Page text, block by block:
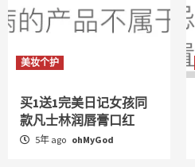
美妆个护
买1送1完美日记女孩同
款凡士林润唇膏口红
5年 ago ohMyGod